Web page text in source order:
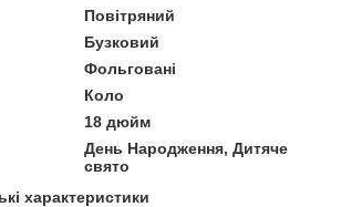
Повітряний
Бузковий
Фольговані
Коло
18 дюйм
День Народження, Дитяче
свято
характеристики